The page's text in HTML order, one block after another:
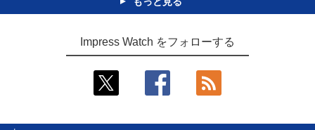
Impress Watch をフォローする